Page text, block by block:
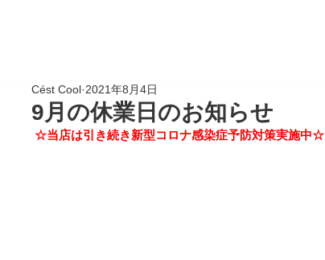
9月の休業日のお知らせ
Cést Cool 2021年8月4日
☆当店は引き続き新型コロナ感染症予防対策実施中☆